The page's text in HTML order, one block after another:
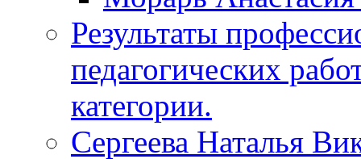
Результаты
педагогических
категории.
Сергеева Наталья